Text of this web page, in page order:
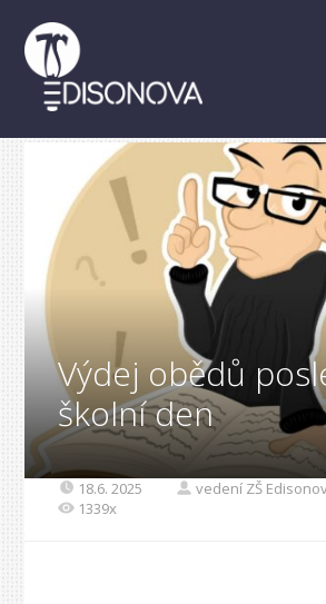
Výdej obědů
školní den
18.6. 2025
vedení ZŠ
1339x